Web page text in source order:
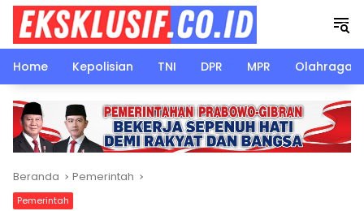
Langsung
konten
Home
Kepolisian TNI DPR MPR Olahraga
Beranda Pemerintah
Pemerintah